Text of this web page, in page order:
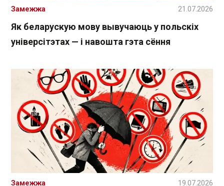
Як беларускую мову вывучаюць у польскіх
універсітэтах — і навошта гэта сёння
Замежжа 21.07.2026
Замежжа 19.07.2026